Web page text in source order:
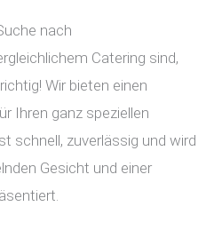
nach
Catering sind,
Wir bieten einen
Ihren ganz speziellen
schnell, zuverlässig und wird
Gesicht und einer